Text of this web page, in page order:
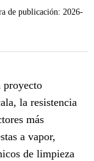
de publicación: 2026-
proyecto
la resistencia
más
a vapor,
de limpieza